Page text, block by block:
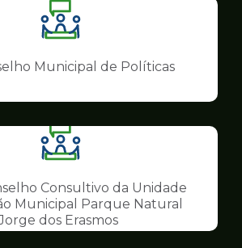
Ilustração
da
pagina
Conselhos
Municipal de Políticas
Ilustração
da
pagina
de
Conselhos
Consultivo da Unidade
Municipal Parque Natural
dos Erasmos